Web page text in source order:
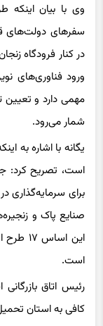
وی با بیان اینکه
سفرهای دولت‌های
در کنار فرودگاه
ورود فناوری‌های
مهمی دارد و
شمار می‌رود.
یگانه با اشاره به
است، تصریح کرد:
برای سرمایه‌گذاری
صنایع پاک و
این
است.
رئیس اتاق بازرگانی
کافی به استان